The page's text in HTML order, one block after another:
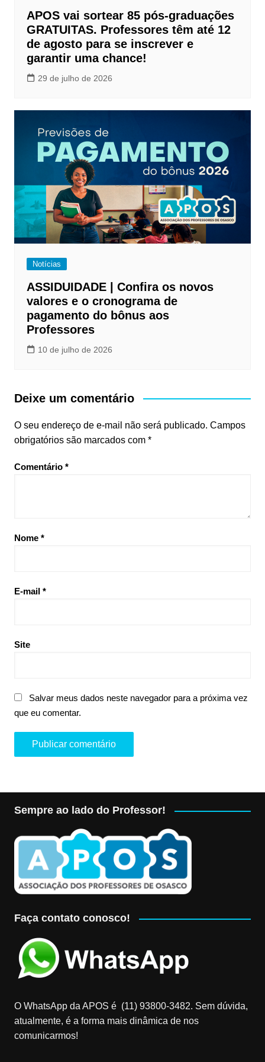
APOS vai sortear 85 pós-graduações
GRATUITAS. Professores têm até 12
de agosto para se inscrever e
garantir uma chance!
29 de julho de 2026
Notícias
ASSIDUIDADE | Confira os novos
valores e o cronograma de
pagamento do bônus aos
Professores
10 de julho de 2026
Deixe um comentário
O seu endereço de e-mail não será publicado. Campos
obrigatórios são marcados com *
Comentário *
Nome *
E-mail *
Site
Salvar meus dados neste navegador para a próxima vez
que eu comentar.
Sempre ao lado do Professor!
Faça contato conosco!
O WhatsApp da APOS é (11) 93800-3482‬. Sem dúvida,
atualmente, é a forma mais dinâmica de nos
comunicarmos!